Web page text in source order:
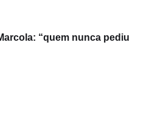
“quem nunca pediu